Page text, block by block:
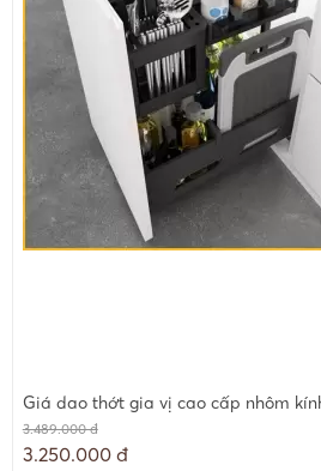
Giá dao thớt gia vị cao cấp nhôm
3.489.000 đ
3.250.000 đ